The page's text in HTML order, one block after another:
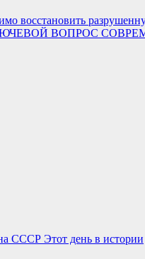
восстановить
КЛЮЧЕВОЙ ВОПРОС
СССР Этот день в истории